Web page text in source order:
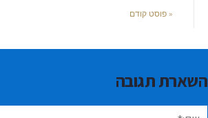
« פוסט קודם
השארת תגובה
שם:*